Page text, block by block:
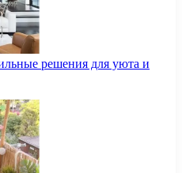
решения для уюта и